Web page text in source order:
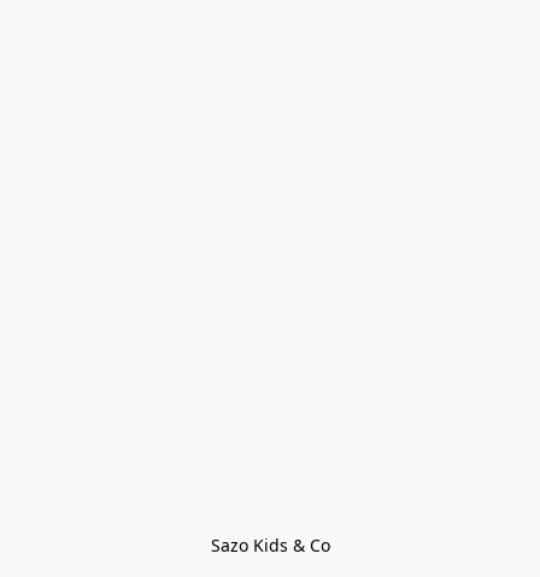
Sazo Kids & Co